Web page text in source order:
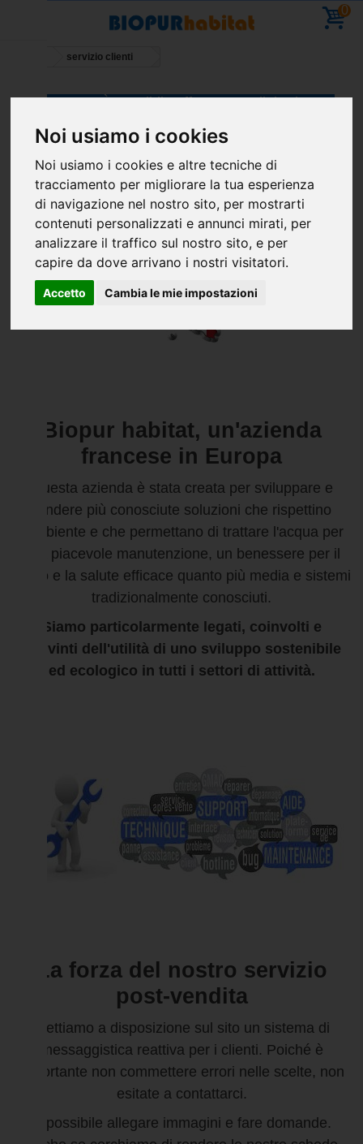
Noi usiamo i cookies
Noi usiamo i cookies e altre tecniche di
tracciamento per migliorare la tua esperienza
di navigazione nel nostro sito, per mostrarti
contenuti personalizzati e annunci mirati, per
analizzare il traffico sul nostro sito, e per
capire da dove arrivano i nostri visitatori.
Accetto Cambia le mie impostazioni
0
servizio clienti
Vacanze - È possibile effettuare ordini - ripresa
delle consegne l' 11 agosto
Biopur habitat, un'azienda
francese in Europa
Questa azienda è stata creata per sviluppare e
rendere più conosciute soluzioni che rispettino
l'ambiente e che permettano di trattare l'acqua per
una piacevole manutenzione, un benessere per il
corpo e la salute efficace quanto più media e sistemi
tradizionalmente conosciuti.
Siamo particolarmente legati, coinvolti e
convinti dell'utilità di uno sviluppo sostenibile
ed ecologico in tutti i settori di attività.
La forza del nostro servizio
post-vendita
Mettiamo a disposizione sul sito un sistema di
messaggistica reattiva per i clienti. Poiché è
importante non commettere errori nelle scelte, non
esitate a contattarci.
È possibile allegare immagini e fare domande.